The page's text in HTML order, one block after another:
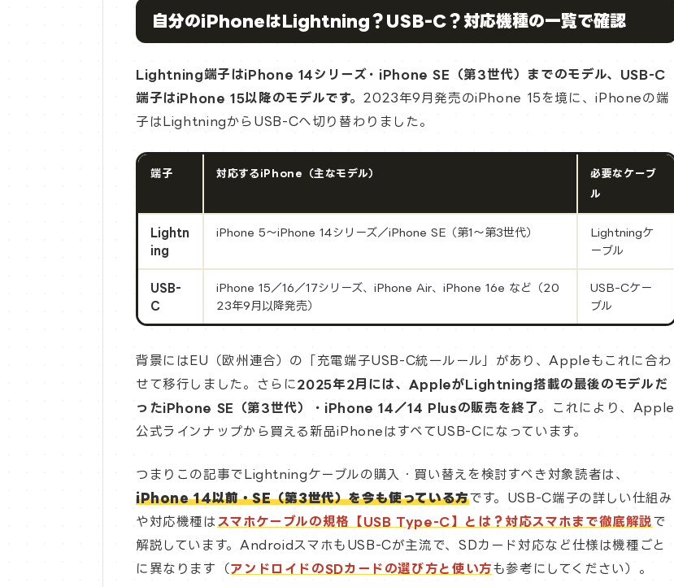
自分のiPhoneはLightning？USB-C？対応機種の一覧で確認
Lightning端子はiPhone 14シリーズ・iPhone SE（第3世代）までのモデル、USB-C
端子はiPhone 15以降のモデルです。2023年9月発売のiPhone 15を境に、iPhoneの端
子はLightningからUSB-Cへ切り替わりました。
端子 対応するiPhone（主なモデル）
必要なケーブ
ル
Lightn
ing
iPhone 5〜iPhone 14シリーズ／iPhone SE（第1〜第3世代）
Lightningケ
ーブル
USB-
C
iPhone 15／16／17シリーズ、iPhone Air、iPhone 16e など（20
23年9月以降発売）
USB-Cケー
ブル
背景にはEU（欧州連合）の「充電端子USB-C統一ルール」があり、Appleもこれに合わ
せて移行しました。さらに2025年2月には、AppleがLightning搭載の最後のモデルだ
ったiPhone SE（第3世代）・iPhone 14／14 Plusの販売を終了。これにより、Apple
公式ラインナップから買える新品iPhoneはすべてUSB-Cになっています。
つまりこの記事でLightningケーブルの購入・買い替えを検討すべき対象読者は、
iPhone 14以前・SE（第3世代）を今も使っている方です。USB-C端子の詳しい仕組み
や対応機種は スマホケーブルの規格【USB Type-C】とは？対応スマホまで徹底解説で
解説しています。AndroidスマホもUSB-Cが主流で、SDカード対応など仕様は機種ごと
に異なります（アンドロイドのSDカードの選び方と使い方も参考にしてください）。